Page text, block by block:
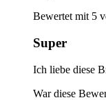
Bewertet mit 5
Super
Ich liebe diese
War diese